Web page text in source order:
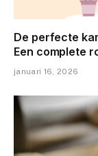
De perfecte
Een complete
januari 16, 2026